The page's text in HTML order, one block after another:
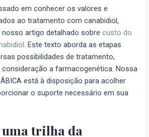
em conhecer os valores e
ao tratamento com canabidiol,
nosso artigo detalhado sobrecusto do
. Este texto aborda as etapas
possibilidades de tratamento,
consideração a farmacogenética. Nossa
está à disposição para acolher
o suporte necessário em sua
uma trilha da